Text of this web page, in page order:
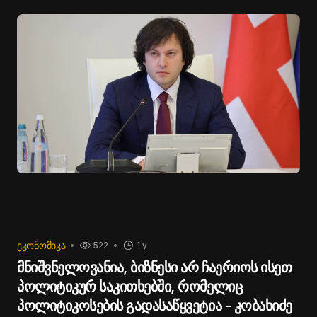
ᲔᲙᲝᲜᲝᲛᲘᲙᲐ 1 y
522
მნიშვნელოვანია, ბიზნესი არ ჩაერიოს ისეთ
პოლიტიკურ საკითხებში, რომელიც
პოლიტიკოსების გადასაწყვეტია - კობახიძე